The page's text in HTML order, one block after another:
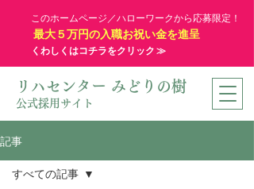
このホームページ／ハローワークから応募限定！
最大５万円の入職お祝い金を進呈
くわしくはコチラをクリック ≫
リハセンター みどりの樹
公式採用サイト
記事
すべての記事